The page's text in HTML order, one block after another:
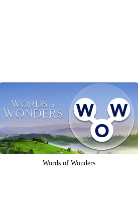
Words of Wonders